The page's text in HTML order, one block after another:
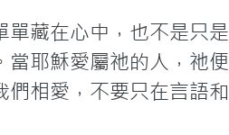
單藏在心中，也不是只是
耶穌愛屬祂的人，祂便
相愛，不要只在言語和